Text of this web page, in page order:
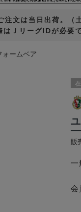
文は当日出荷。（
はＪリーグIDが必要で
ォームベア
販
一
会